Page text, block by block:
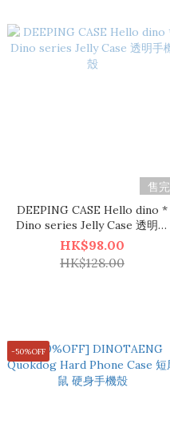
售完
DEEPING CASE Hello dino *
Dino series Jelly Case 透明手
機殼
HK$98.00
HK$128.00
-50%OFF